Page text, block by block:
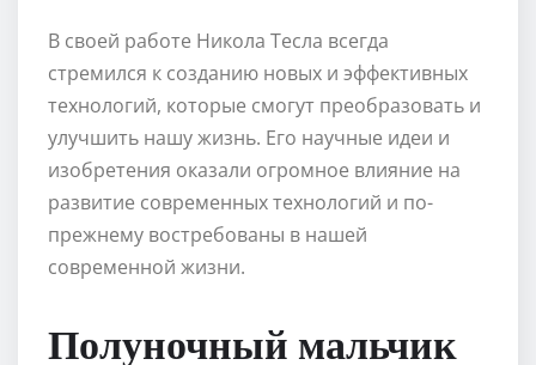
В своей работе Никола Тесла всегда
стремился к созданию новых и эффективных
технологий, которые смогут преобразовать и
улучшить нашу жизнь. Его научные идеи и
изобретения оказали огромное влияние на
развитие современных технологий и по-
прежнему востребованы в нашей
современной жизни.
Полуночный мальчик